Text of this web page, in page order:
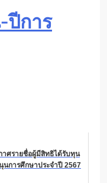
ปีการ
าศรายชื่อผู้มีสิทธิได้รับทุน
นการศึกษาประจำปี 2567